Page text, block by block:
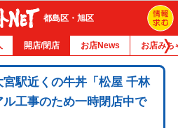
都島区・旭区
開店/閉店 お店News お店みち
宮駅近くの牛丼「松屋 千林
工事のため一時閉店中で